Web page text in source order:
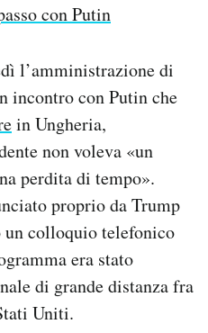
con Putin
l’amministrazione di
incontro con Putin che
in Ungheria,
non voleva «un
perdita di tempo».
proprio da Trump
colloquio telefonico
era stato
di grande distanza fra
Uniti.